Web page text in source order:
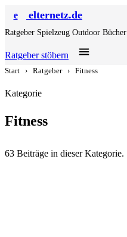
e elternetz.de
Ratgeber Spielzeug Outdoor Bücher
Ratgeber stöbern
Start › Ratgeber › Fitness
Kategorie
Fitness
63 Beiträge in dieser Kategorie.